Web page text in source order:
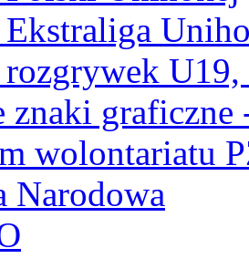
znaki graficzne
wolontariatu
Narodowa